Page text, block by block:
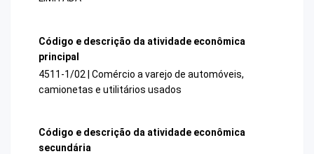
Código e descrição da atividade econômica
principal
4511-1/02 | Comércio a varejo de automóveis,
camionetas e utilitários usados
Código e descrição da atividade econômica
secundária